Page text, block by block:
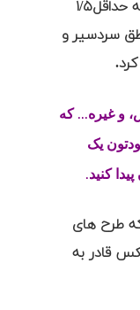
نادرترین درخت گردو ریشه ی آن که حداقل۱/۵
سردسیر و
و غیره… که
یک
کنید.
که طرح های
قادر به